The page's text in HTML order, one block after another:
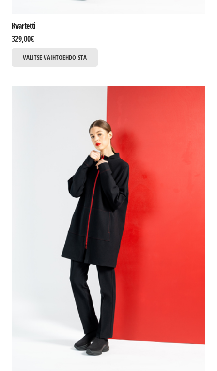
Kvartetti
329,00€
VALITSE VAIHTOEHDOISTA
useampi
Voit
tehdä
valinnat
tuotteen
sivulla.